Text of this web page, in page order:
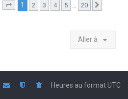
Page sur20
1 2 3 4 5 … 20
Aller à
Heures au formatUTC